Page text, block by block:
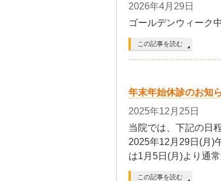
2026年4月29日
ゴールデンウィーク
この記事を読む
年末年始休診のお知
2025年12月25日
当院では、下記の日
2025年12月29日(月)
は1月5日(月)より通
この記事を読む